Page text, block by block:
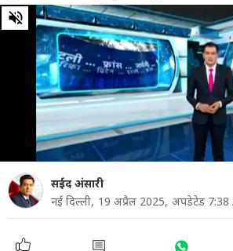
0
of
minutes,
seconds
सईद अंसारी
नई दिल्ली, 19 अप्रैल 2025, अपडेटेड 7:38